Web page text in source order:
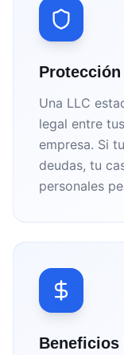
Una LLC
legal entre
empresa. Si
deudas, tu
personales
Beneficios